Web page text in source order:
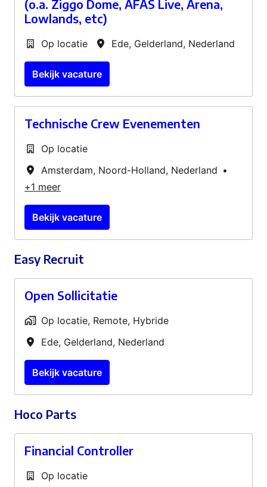
(o.a. Ziggo Dome, AFAS Live, Arena,
Lowlands, etc)
Op locatie Ede, Gelderland, Nederland
Bekijk vacature
Technische Crew Evenementen
Op locatie
Amsterdam, Noord-Holland, Nederland •
+1 meer
Bekijk vacature
Easy Recruit
Open Sollicitatie
Op locatie, Remote, Hybride
Ede, Gelderland, Nederland
Bekijk vacature
Hoco Parts
Financial Controller
Op locatie